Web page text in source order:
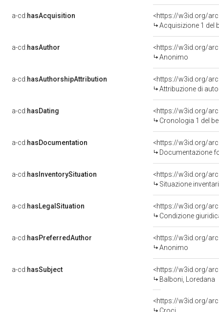
a-cd:hasAcquisition
<https://w3id.org/
Acquisizione 1 del
a-cd:hasAuthor
<https://w3id.org/
Anonimo
a-cd:hasAuthorshipAttribution
Attribuzione di
a-cd:hasDating
<https://w3id.org/
Cronologia 1 del
a-cd:hasDocumentation
Documentazione
a-cd:hasInventorySituation
<https://w3id.org/
Situazione
a-cd:hasLegalSituation
Condizione
a-cd:hasPreferredAuthor
<https://w3id.org/
Anonimo
a-cd:hasSubject
<https://w3id.org/
Balboni, Loredana
<https://w3id.org/